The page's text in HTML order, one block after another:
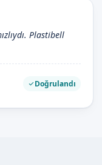
Plastibell
Doğrulandı